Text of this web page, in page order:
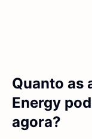
Quanto as
Energy
agora?